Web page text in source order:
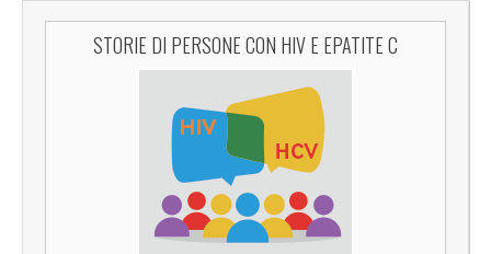
STORIE DI PERSONE CON HIV E EPATITE C